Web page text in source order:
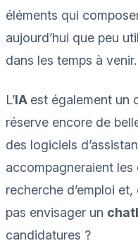
éléments qui
aujourd’hui que peu
dans les temps à venir.
L’IA est également un
réserve encore de
des logiciels
accompagneraient
recherche d’emploi
pas envisager un
candidatures ?